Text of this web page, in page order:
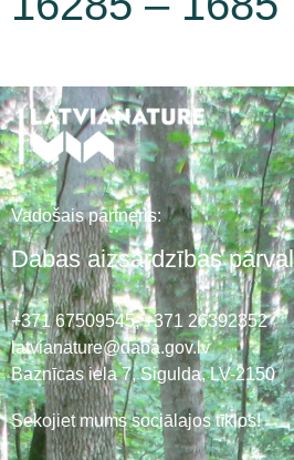
Vadošais partneris:
Dabas aizsardzības
+371 67509545,+371 26392352
latvianature@daba.gov.lv
Baznīcas iela 7, Sigulda, LV-2150
Sekojiet mums sociālajos tīklos!